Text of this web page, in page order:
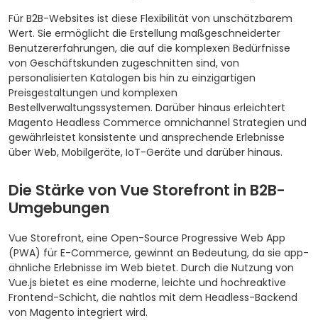
Für B2B-Websites ist diese Flexibilität von unschätzbarem
Wert. Sie ermöglicht die Erstellung maßgeschneiderter
Benutzererfahrungen, die auf die komplexen Bedürfnisse
von Geschäftskunden zugeschnitten sind, von
personalisierten Katalogen bis hin zu einzigartigen
Preisgestaltungen und komplexen
Bestellverwaltungssystemen. Darüber hinaus erleichtert
Magento Headless Commerce omnichannel Strategien und
gewährleistet konsistente und ansprechende Erlebnisse
über Web, Mobilgeräte, IoT-Geräte und darüber hinaus.
Die Stärke von Vue Storefront in B2B-
Umgebungen
Vue Storefront, eine Open-Source Progressive Web App
(PWA) für E-Commerce, gewinnt an Bedeutung, da sie app-
ähnliche Erlebnisse im Web bietet. Durch die Nutzung von
Vue.js bietet es eine moderne, leichte und hochreaktive
Frontend-Schicht, die nahtlos mit dem Headless-Backend
von Magento integriert wird.